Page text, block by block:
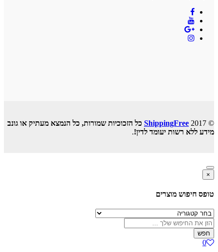
© 2017
ShippingFree כל הזכוכיות שמורות, כל הנמצא מעתיק או גונב
מידע ללא רשות יעומד לדין!.
×
טופס חיפוש מוצרים
חפש
0